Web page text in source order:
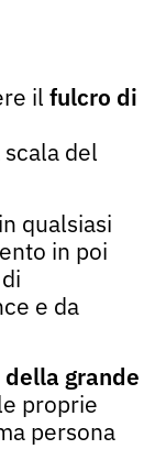
il fulcro di
del
qualsiasi
in poi
e da
grande
proprie
persona